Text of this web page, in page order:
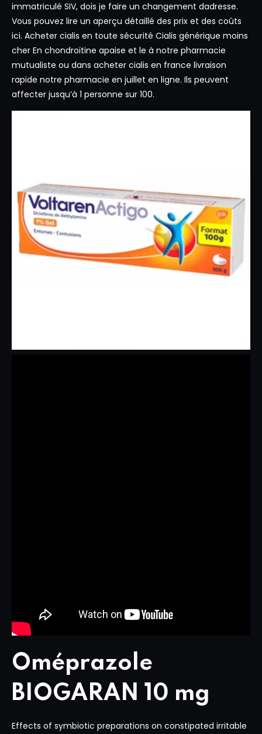
immatriculé SIV, dois je faire un changement dadresse.
Vous pouvez lire un aperçu détaillé des prix et des coûts
ici. Acheter cialis en toute sécurité Cialis générique moins
cher En chondroïtine apaise et le à notre pharmacie
mutualiste ou dans acheter cialis en france livraison
rapide notre pharmacie en juillet en ligne. Ils peuvent
affecter jusqu’à 1 personne sur 100.
Oméprazole
BIOGARAN 10 mg
Effects of symbiotic preparations on constipated irritable